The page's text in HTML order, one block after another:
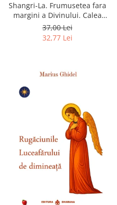
Shangri-La. Frumusetea fara
margini a Divinului. Calea
catre fericire
37,00 Lei
32,77 Lei